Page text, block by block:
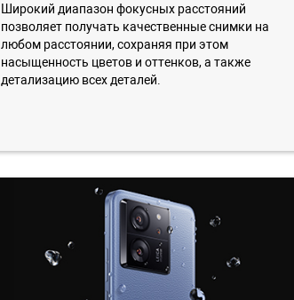
Широкий диапазон фокусных расстояний
позволяет получать качественные снимки на
любом расстоянии, сохраняя при этом
насыщенность цветов и оттенков, а также
детализацию всех деталей.